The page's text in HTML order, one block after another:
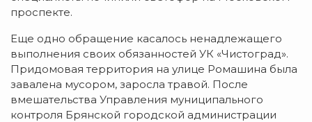
проспекте.
Еще одно обращение касалось ненадлежащего
выполнения своих обязанностей УК «Чистоград».
Придомовая территория на улице Ромашина была
завалена мусором, заросла травой. После
вмешательства Управления муниципального
контроля Брянской городской администрации